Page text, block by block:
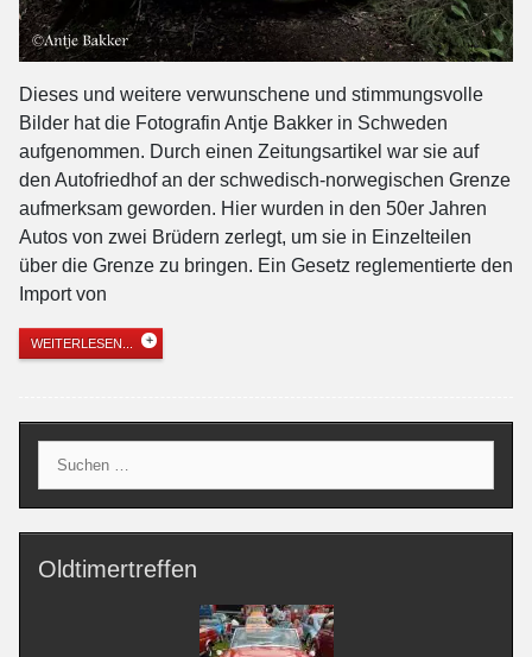
Dieses und weitere verwunschene und stimmungsvolle
Bilder hat die Fotografin Antje Bakker in Schweden
aufgenommen. Durch einen Zeitungsartikel war sie auf
den Autofriedhof an der schwedisch-norwegischen Grenze
aufmerksam geworden. Hier wurden in den 50er Jahren
Autos von zwei Brüdern zerlegt, um sie in Einzelteilen
über die Grenze zu bringen. Ein Gesetz reglementierte den
Import von
WEITERLESEN...
nach:
Oldtimertreffen